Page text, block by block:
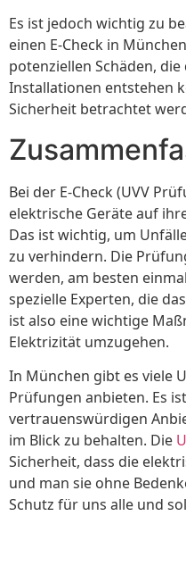
Es ist jedoch wichtig zu
einen E-Check in
potenziellen Schäden,
Installationen entstehen
Sicherheit betrachtet
Bei der E-Check (UVV
elektrische Geräte auf
Das ist wichtig, um
zu verhindern. Die
werden, am besten
spezielle Experten, die
ist also eine wichtige
Elektrizität umzugehen.
In München gibt es viele
Prüfungen anbieten. Es
vertrauenswürdigen
im Blick zu behalten. Die
Sicherheit, dass die
und man sie ohne
Schutz für uns alle und